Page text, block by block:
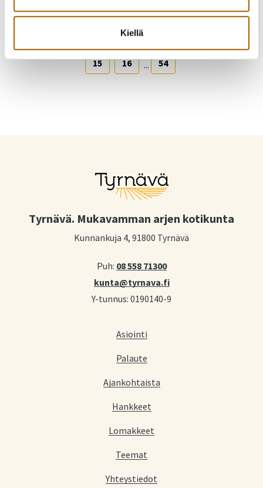
Kiellä
11
15 16 ... 54
Tyrnävä. Mukavamman arjen kotikunta
Kunnankuja 4, 91800 Tyrnävä
Puh: 08 558 71300
kunta@tyrnava.fi
Y-tunnus: 0190140-9
Asiointi
Palaute
Ajankohtaista
Hankkeet
Lomakkeet
Teemat
Yhteystiedot